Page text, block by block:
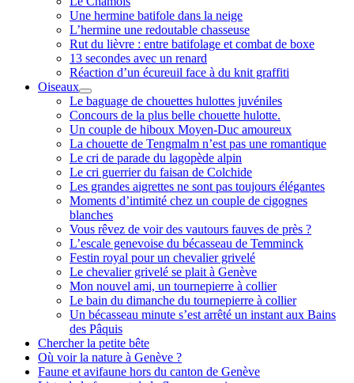
Une hermine batifole dans la neige
L’hermine une redoutable chasseuse
Rut du lièvre : entre batifolage et combat de boxe
13 secondes avec un renard
Réaction d’un écureuil face à du knit graffiti
Oiseaux
ouvrir
menu
Le baguage de chouettes hulottes juvéniles
Concours de la plus belle chouette hulotte.
Un couple de hiboux Moyen-Duc amoureux
La chouette de Tengmalm n’est pas une romantique
Le cri de parade du lagopède alpin
Le cri guerrier du faisan de Colchide
Les grandes aigrettes ne sont pas toujours élégantes
Moments d’intimité chez un couple de cigognes
blanches
Vous rêvez de voir des vautours fauves de près ?
L’escale genevoise du bécasseau de Temminck
Festin royal pour un chevalier grivelé
Le chevalier grivelé se plait à Genève
Mon nouvel ami, un tournepierre à collier
Le bain du dimanche du tournepierre à collier
Un bécasseau minute s’est arrêté un instant aux Bains
des Pâquis
Chercher la petite bête
Où voir la nature à Genève ?
Faune et avifaune hors du canton de Genève